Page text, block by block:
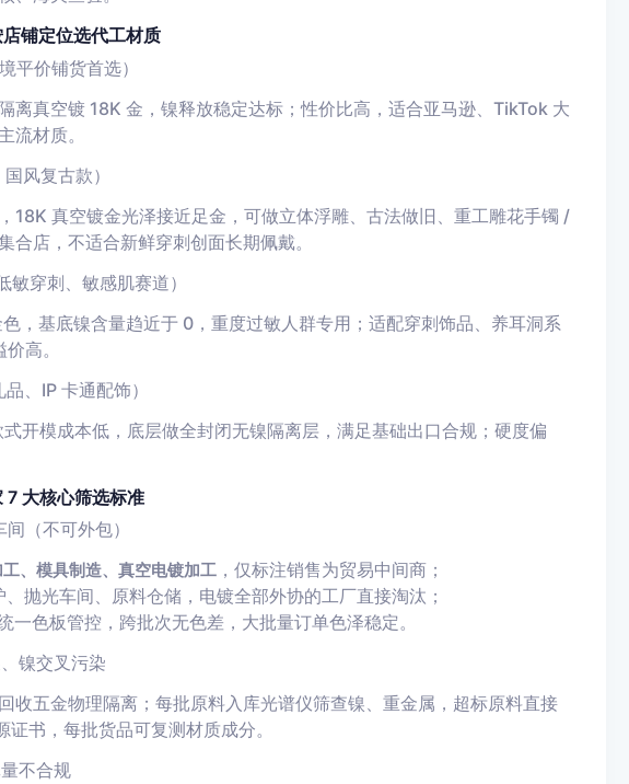
铺定位选代工材质
平价铺货首选）
离真空镀 18K 金，镍释放稳定达标；性价比高，适合亚马逊、TikTok 大
流材质。
风复古款）
18K 真空镀金光泽接近足金，可做立体浮雕、古法做旧、重工雕花手镯 /
合店，不适合新鲜穿刺创面长期佩戴。
穿刺、敏感肌赛道）
，基底镍含量趋近于 0，重度过敏人群专用；适配穿刺饰品、养耳洞系
高。
、IP 卡通配饰）
开模成本低，底层做全封闭无镍隔离层，满足基础出口合规；硬度偏
7 大核心筛选标准
（不可外包）
、模具制造、真空电镀加工，仅标注销售为贸易中间商；
抛光车间、原料仓储，电镀全部外协的工厂直接淘汰；
色板管控，跨批次无色差，大批量订单色泽稳定。
镍交叉污染
收五金物理隔离；每批原料入库光谱仪筛查镍、重金属，超标原料直接
书，每批货品可复测材质成分。
不合规